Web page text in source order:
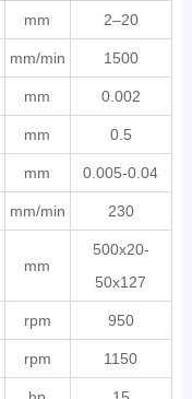
mm 2–20
mm/min 1500
mm 0.002
mm 0.5
mm 0.005-0.04
mm/min 230
mm
500x20-
50x127
rpm 950
rpm 1150